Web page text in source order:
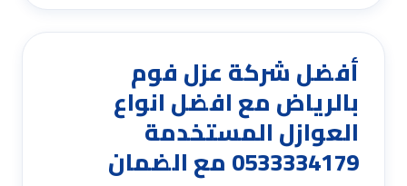
أفضل شركة عزل فوم
بالرياض مع افضل انواع
العوازل المستخدمة
0533334179 مع الضمان